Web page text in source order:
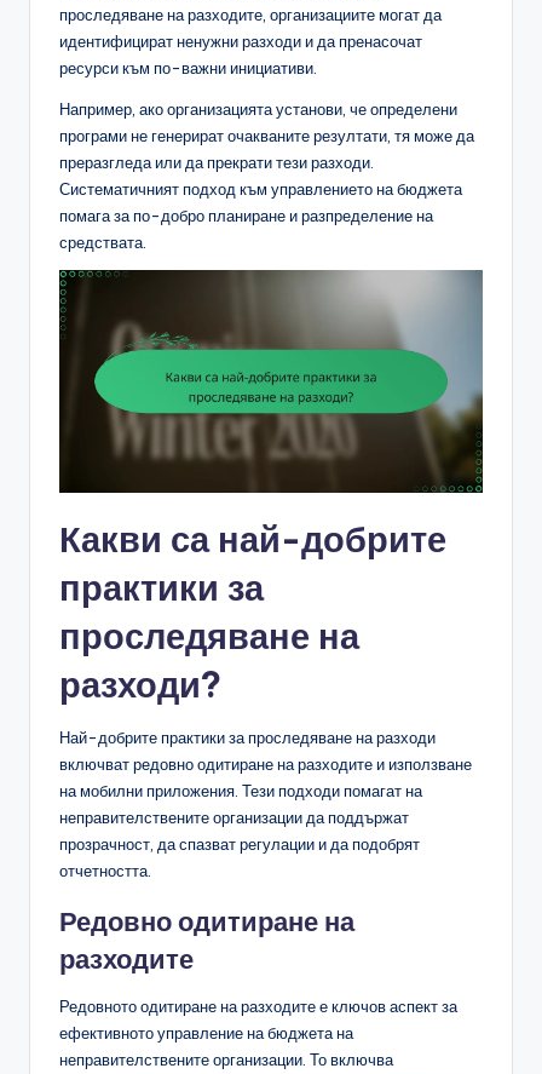
проследяване на разходите, организациите могат да
идентифицират ненужни разходи и да пренасочат
ресурси към по-важни инициативи.
Например, ако организацията установи, че определени
програми не генерират очакваните резултати, тя може да
преразгледа или да прекрати тези разходи.
Систематичният подход към управлението на бюджета
помага за по-добро планиране и разпределение на
средствата.
Какви са най-добрите
практики за
проследяване на
разходи?
Най-добрите практики за проследяване на разходи
включват редовно одитиране на разходите и използване
на мобилни приложения. Тези подходи помагат на
неправителствените организации да поддържат
прозрачност, да спазват регулации и да подобрят
отчетността.
Редовно одитиране на
разходите
Редовното одитиране на разходите е ключов аспект за
ефективното управление на бюджета на
неправителствените организации. То включва